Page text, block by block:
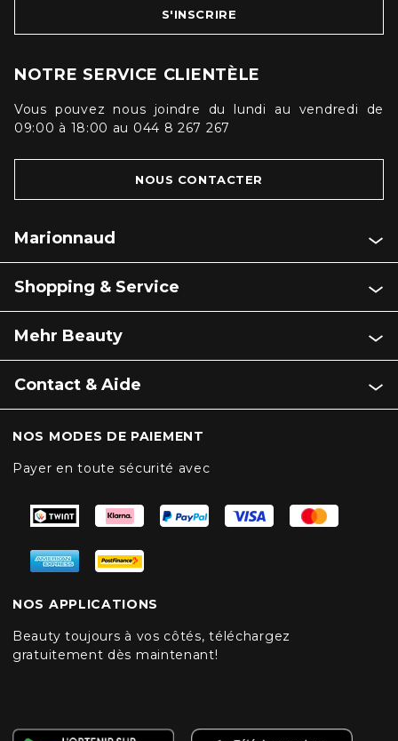
S'INSCRIRE
NOTRE SERVICE CLIENTÈLE
Vous pouvez nous joindre du lundi au vendredi de
09:00 à 18:00 au 044 8 267 267
NOUS CONTACTER
Marionnaud
Shopping & Service
Mehr Beauty
Contact & Aide
NOS MODES DE PAIEMENT
Payer en toute sécurité avec
NOS APPLICATIONS
Beauty toujours à vos côtés, téléchargez
gratuitement dès maintenant!